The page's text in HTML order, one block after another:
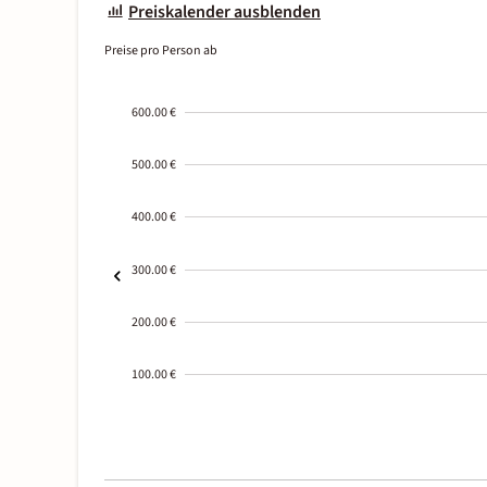
Preiskalender ausblenden
Preise pro Person ab
600.00 €
500.00 €
400.00 €
300.00 €
200.00 €
100.00 €
01-02